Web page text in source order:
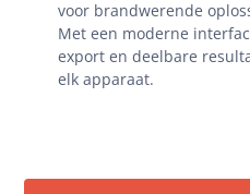
voor brandwerende
Met een moderne
export en deelbare
elk apparaat.